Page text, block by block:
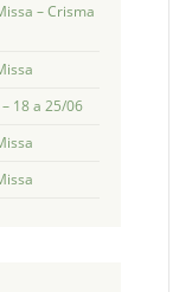
– Crisma
18 a 25/06